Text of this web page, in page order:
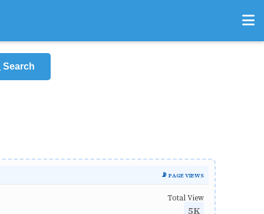
Search
📡 PAGE VIEWS
Total View
5K